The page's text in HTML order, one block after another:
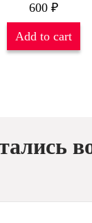
600 ₽
Add to cart